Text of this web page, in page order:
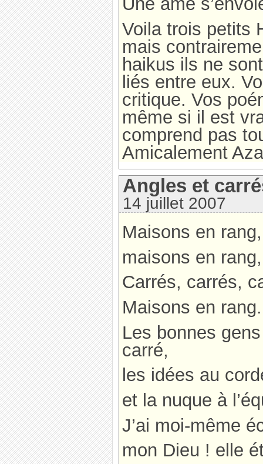
Voila trois petits
mais
haikus ils ne
liés entre eux.
critique. Vos
même si il est
comprend pas
Amicalement
Angles et
14 juillet 2007
Maisons en
maisons en rang,
Carrés, carrés,
Maisons en rang.
Les bonnes
carré,
les idées au
et la nuque à
J’ai moi-même
mon Dieu ! elle